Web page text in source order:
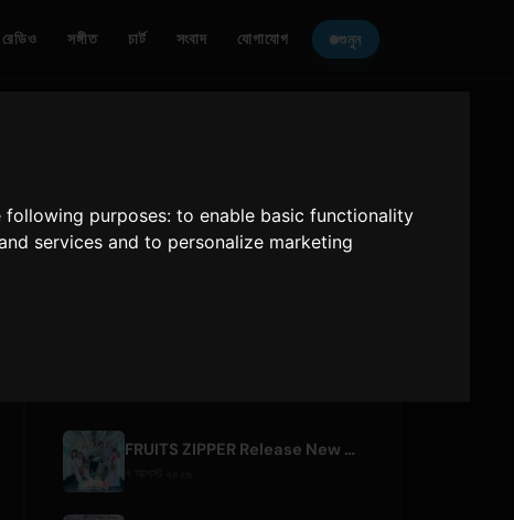
following purposes:to enable basic functionality
services and to personalize marketing
রেডিও সঙ্গীত চার্ট সংবাদ যোগাযোগ শুনুন
Only Hits Japan
FRUITS ZIPPER Release New Collaboration Song '1,2,3,FOOOOUR'